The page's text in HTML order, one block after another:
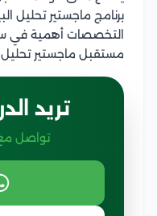
برنامج ماجستير تحليل
التخصصات أهمية في
مستقبل ماجستير تحليل
تريد
تواصل مع